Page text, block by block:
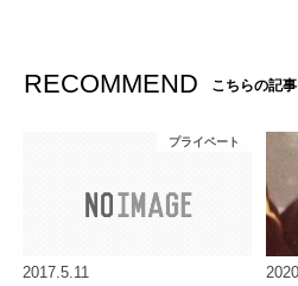
RECOMMEND こちらの記事
プライベート
2017.5.11